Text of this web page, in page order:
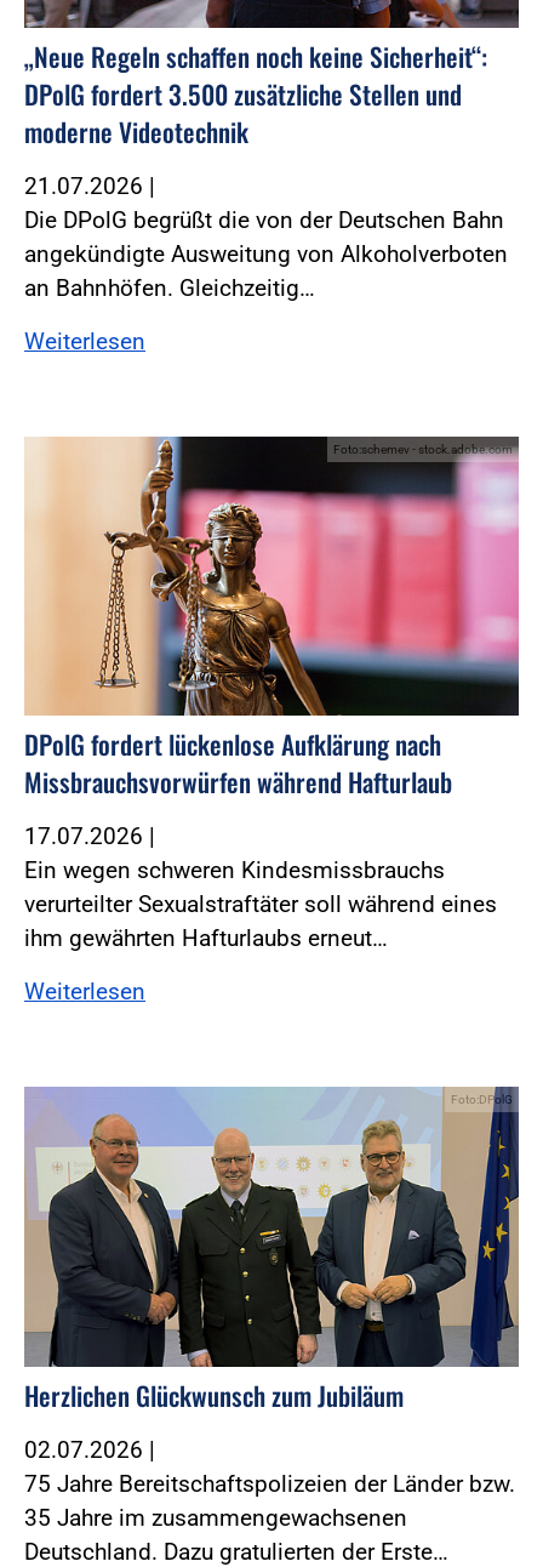
„Neue Regeln schaffen noch keine Sicherheit“:
DPolG fordert 3.500 zusätzliche Stellen und
moderne Videotechnik
21.07.2026 |
Die DPolG begrüßt die von der Deutschen Bahn
angekündigte Ausweitung von Alkoholverboten
an Bahnhöfen. Gleichzeitig…
Weiterlesen
Foto:schemev - stock.adobe.com
DPolG fordert lückenlose Aufklärung nach
Missbrauchsvorwürfen während Hafturlaub
17.07.2026 |
Ein wegen schweren Kindesmissbrauchs
verurteilter Sexualstraftäter soll während eines
ihm gewährten Hafturlaubs erneut…
Weiterlesen
Foto:DPolG
Herzlichen Glückwunsch zum Jubiläum
02.07.2026 |
75 Jahre Bereitschaftspolizeien der Länder bzw.
35 Jahre im zusammengewachsenen
Deutschland. Dazu gratulierten der Erste…